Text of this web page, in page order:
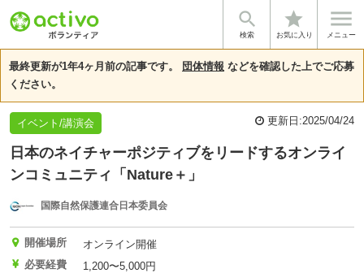

検索
star
お気に入り

メニュー
最終更新が1年4ヶ月前の記事です。 団体情報 などを確認した上でご応募
ください。
基本情報 団体情報
イベント/講演会 更新日:2025/04/24
日本のネイチャーポジティブをリードするオンライ
ンコミュニティ「Nature＋」
国際自然保護連合日本委員会
開催場所
オンライン開催
必要経費
1,200〜5,000円